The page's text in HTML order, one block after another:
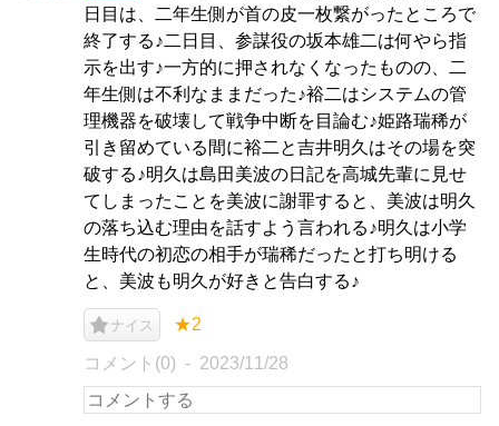
日目は、二年生側が首の皮一枚繋がったところで
終了する♪二日目、参謀役の坂本雄二は何やら指
示を出す♪一方的に押されなくなったものの、二
年生側は不利なままだった♪裕二はシステムの管
理機器を破壊して戦争中断を目論む♪姫路瑞稀が
引き留めている間に裕二と吉井明久はその場を突
破する♪明久は島田美波の日記を高城先輩に見せ
てしまったことを美波に謝罪すると、美波は明久
の落ち込む理由を話すよう言われる♪明久は小学
生時代の初恋の相手が瑞稀だったと打ち明ける
と、美波も明久が好きと告白する♪
ナイス ★2
コメント(0) 2023/11/28